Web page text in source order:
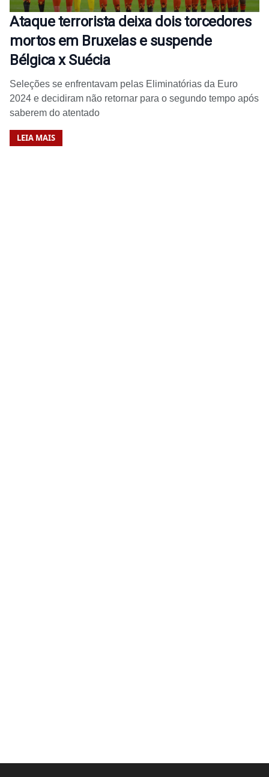
Ataque terrorista deixa dois torcedores
mortos em Bruxelas e suspende
Bélgica x Suécia
Seleções se enfrentavam pelas Eliminatórias da Euro
2024 e decidiram não retornar para o segundo tempo após
saberem do atentado
LEIA MAIS